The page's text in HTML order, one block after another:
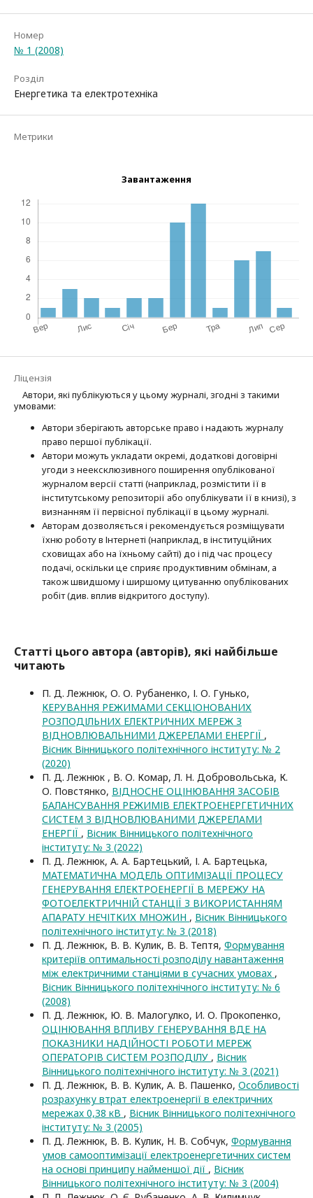
Номер
№ 1 (2008)
Розділ
Енергетика та електротехніка
Метрики
Завантаження
Ліцензія
Автори, які публікуються у цьому журналі, згодні з такими
умовами:
Автори зберігають авторське право і надають журналу
право першої публі­кації.
Автори можуть укладати окремі, додат­кові договірні
угоди з неексклюзив­ного поширення опублікованої
журналом версії статті (наприклад, розмістити її в
інститутському репозиторії або опубліку­вати її в книзі), з
визнанням її первісної публікації в цьому журналі.
Авторам дозволяється і рекомендується розміщувати
їхню роботу в Інтернеті (наприклад, в інституційних
сховищах або на їхньому сайті) до і під час процесу
подачі, оскільки це сприяє продуктивним обмінам, а
також швидшому і ширшому цитуванню опубліко­ва­них
робіт (див. вплив відкритого доступу).
Статті цього автора (авторів), які найбільше
читають
П. Д. Лежнюк, О. О. Рубаненко, І. О. Гунько,
КЕРУВАННЯ РЕЖИМАМИ СЕКЦІОНОВАНИХ
РОЗПОДІЛЬНИХ ЕЛЕКТРИЧНИХ МЕРЕЖ З
ВІДНОВЛЮВАЛЬНИМИ ДЖЕРЕЛАМИ ЕНЕРГІЇ ,
Вісник Вінницького політехнічного інституту: № 2
(2020)
П. Д. Лежнюк , В. О. Комар, Л. Н. Добровольська, К.
О. Повстянко, ВІДНОСНЕ ОЦІНЮВАННЯ ЗАСОБІВ
БАЛАНСУВАННЯ РЕЖИМІВ ЕЛЕКТРОЕНЕРГЕТИЧНИХ
СИСТЕМ З ВІДНОВЛЮВАНИМИ ДЖЕРЕЛАМИ
ЕНЕРГІЇ , Вісник Вінницького політехнічного
інституту: № 3 (2022)
П. Д. Лежнюк, А. А. Бартецький, І. А. Бартецька,
МАТЕМАТИЧНА МОДЕЛЬ ОПТИМІЗАЦІЇ ПРОЦЕСУ
ГЕНЕРУВАННЯ ЕЛЕКТРОЕНЕРГІЇ В МЕРЕЖУ НА
ФОТОЕЛЕКТРИЧНІЙ СТАНЦІЇ З ВИКОРИСТАННЯМ
АПАРАТУ НЕЧІТКИХ МНОЖИН , Вісник Вінницького
політехнічного інституту: № 3 (2018)
П. Д. Лежнюк, В. В. Кулик, В. В. Тептя, Формування
критеріїв оптимальності розподілу навантаження
між електричними станціями в сучасних умовах ,
Вісник Вінницького політехнічного інституту: № 6
(2008)
П. Д. Лежнюк, Ю. В. Малогулко, И. О. Прокопенко,
ОЦІНЮВАННЯ ВПЛИВУ ГЕНЕРУВАННЯ ВДЕ НА
ПОКАЗНИКИ НАДІЙНОСТІ РОБОТИ МЕРЕЖ
ОПЕРАТОРІВ СИСТЕМ РОЗПОДІЛУ , Вісник
Вінницького політехнічного інституту: № 3 (2021)
П. Д. Лежнюк, В. В. Кулик, А. В. Пашенко, Особливості
розрахунку втрат електроенергії в електричних
мережах 0,38 кВ , Вісник Вінницького політехнічного
інституту: № 3 (2005)
П. Д. Лежнюк, В. В. Кулик, Н. В. Собчук, Формування
умов самооптимізації електроенергетичних систем
на основі принципу найменшої дії , Вісник
Вінницького політехнічного інституту: № 3 (2004)